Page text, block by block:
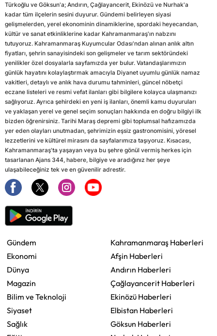
Türkoğlu ve Göksun'a; Andırın, Çağlayancerit, Ekinözü ve Nurhak'a
kadar tüm ilçelerin sesini duyurur. Gündemi belirleyen siyasi
gelişmelerden, yerel ekonominin dinamiklerine, spordaki heyecandan,
kültür ve sanat etkinliklerine kadar Kahramanmaraş'ın nabzını
tutuyoruz. Kahramanmaraş Kuyumcular Odası'ndan alınan anlık altın
fiyatları, şehrin sanayisindeki son gelişmeler ve tarım sektöründeki
yenilikler özel dosyalarla sayfamızda yer bulur. Vatandaşlarımızın
günlük hayatını kolaylaştırmak amacıyla Diyanet uyumlu günlük namaz
vakitleri, detaylı ve anlık hava durumu tahminleri, güncel nöbetçi
eczane listeleri ve resmi vefat ilanları gibi bilgilere kolayca ulaşmanızı
sağlıyoruz. Ayrıca şehirdeki en yeni iş ilanları, önemli kamu duyuruları
ve yaklaşan yerel ve genel seçim sonuçları hakkında en doğru bilgiyi ilk
bizden öğrenirsiniz. Tarihi Maraş depremi gibi toplumsal hafızamızda
yer eden olayları unutmadan, şehrimizin eşsiz gastronomisini, yöresel
lezzetlerini ve kültürel mirasını da sayfalarımıza taşıyoruz. Kısacası,
Kahramanmaraş'ta yaşayan veya bu şehre gönül vermiş herkes için
tasarlanan Ajans 344, habere, bilgiye ve aradığınız her şeye
ulaşabileceğiniz tek ve en güvenilir adrestir.
Gündem
Ekonomi
Dünya
Magazin
Bilim ve Teknoloji
Siyaset
Sağlık
Kahramanmaraş Haberleri
Afşin Haberleri
Andırın Haberleri
Çağlayancerit Haberleri
Ekinözü Haberleri
Elbistan Haberleri
Göksun Haberleri